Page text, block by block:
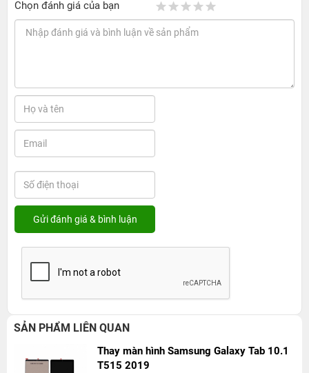
Chọn đánh giá của bạn
SẢN PHẨM LIÊN QUAN
Thay màn hình Samsung Galaxy Tab 10.1
T515 2019